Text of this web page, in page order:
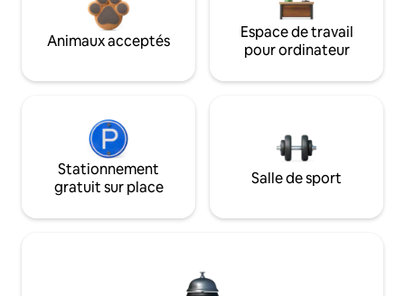
Animaux acceptés
Espace de travail
pour ordinateur
Stationnement
gratuit sur place
Salle de sport